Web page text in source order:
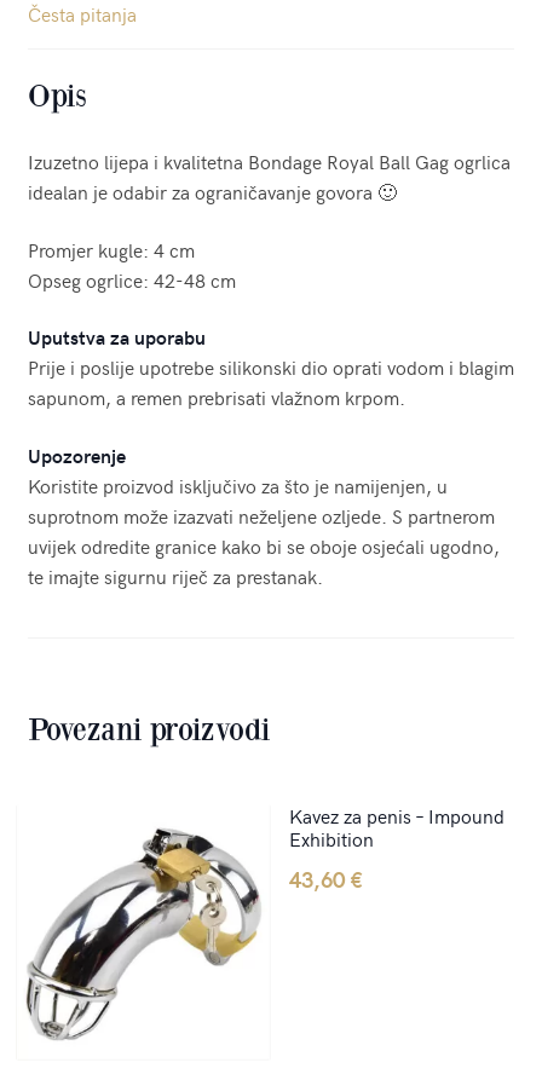
Česta pitanja
Opis
Izuzetno lijepa i kvalitetna Bondage Royal Ball Gag ogrlica
idealan je odabir za ograničavanje govora 🙂
Promjer kugle: 4 cm
Opseg ogrlice: 42-48 cm
Uputstva za uporabu
Prije i poslije upotrebe silikonski dio oprati vodom i blagim
sapunom, a remen prebrisati vlažnom krpom.
Upozorenje
Koristite proizvod isključivo za što je namijenjen, u
suprotnom može izazvati neželjene ozljede. S partnerom
uvijek odredite granice kako bi se oboje osjećali ugodno,
te imajte sigurnu riječ za prestanak.
Povezani proizvodi
Kavez za penis – Impound
Exhibition
43,60€